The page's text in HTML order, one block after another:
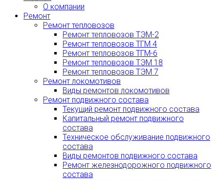
О компании
Ремонт
Ремонт тепловозов
Ремонт тепловозов ТЭМ-2
Ремонт тепловозов ТГМ 4
Ремонт тепловозов ТГМ-6
Ремонт тепловозов ТЭМ 18
Ремонт тепловозов ТЭМ 7
Ремонт локомотивов
Виды ремонтов локомотивов
Ремонт подвижного состава
Текущий ремонт подвижного состава
Капитальный ремонт подвижного
состава
Техническое обслуживание подвижного
состава
Виды ремонтов подвижного состава
Ремонт железнодорожного подвижного
состава